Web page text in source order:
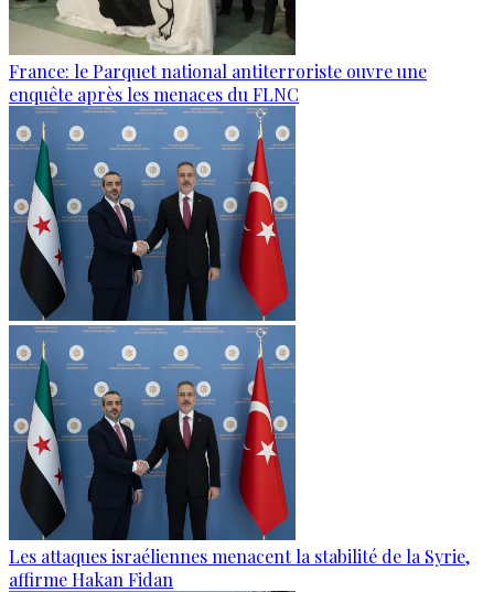
France: le Parquet national antiterroriste ouvre une
enquête après les menaces du FLNC
Les attaques israéliennes menacent la stabilité de la Syrie,
affirme Hakan Fidan